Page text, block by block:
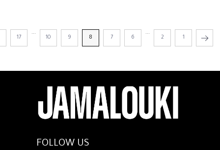
1
2
...
6
7
8
9
10
...
17
FOLLOW US